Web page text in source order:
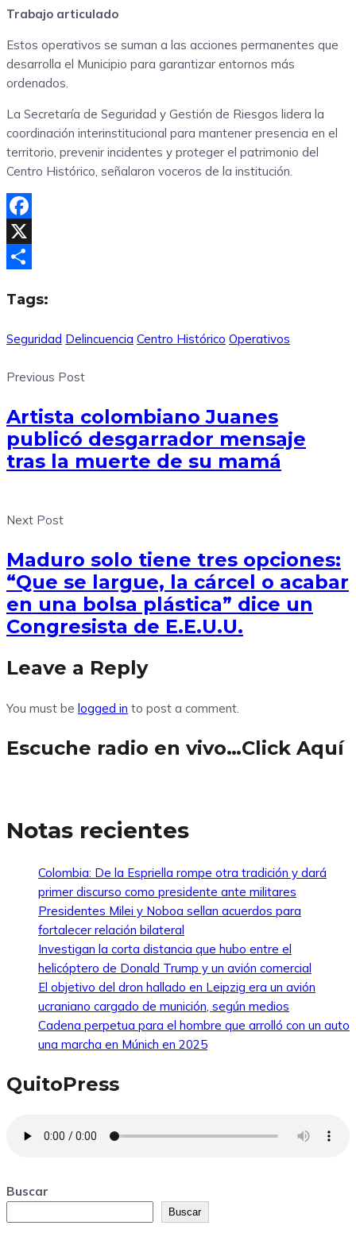
Trabajo articulado
Estos operativos se suman a las acciones permanentes que
desarrolla el Municipio para garantizar entornos más
ordenados.
La Secretaría de Seguridad y Gestión de Riesgos lidera la
coordinación interinstitucional para mantener presencia en el
territorio, prevenir incidentes y proteger el patrimonio del
Centro Histórico, señalaron voceros de la institución.
Facebook
X
Tags:
Seguridad Delincuencia Centro Histórico Operativos
Previous Post
Artista colombiano Juanes
publicó desgarrador mensaje
tras la muerte de su mamá
Next Post
Maduro solo tiene tres opciones:
“Que se largue, la cárcel o acabar
en una bolsa plástica” dice un
Congresista de E.E.U.U.
Leave a Reply
You must be logged in to post a comment.
Escuche radio en vivo…Click Aquí
Notas recientes
Colombia: De la Espriella rompe otra tradición y dará
primer discurso como presidente ante militares
Presidentes Milei y Noboa sellan acuerdos para
fortalecer relación bilateral
Investigan la corta distancia que hubo entre el
helicóptero de Donald Trump y un avión comercial
El objetivo del dron hallado en Leipzig era un avión
ucraniano cargado de munición, según medios
Cadena perpetua para el hombre que arrolló con un auto
una marcha en Múnich en 2025
QuitoPress
Buscar
Buscar